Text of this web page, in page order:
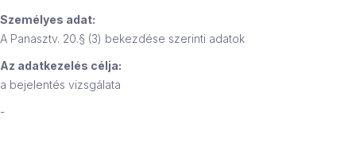
Személyes adat:
A Panasztv. 20.§ (3) bekezdése szerinti adatok
Az adatkezelés célja:
a bejelentés vizsgálata
-